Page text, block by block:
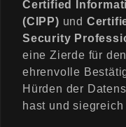
Certified
(CIPP) und
Security
eine Zierde für
ehrenvolle
Hürden der
hast und